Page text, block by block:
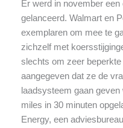
Er werd in november
gelanceerd. Walmart en
exemplaren om mee te
zichzelf met
slechts om zeer
aangegeven dat ze de
laadsysteem gaan
miles in 30 minuten
Energy, een